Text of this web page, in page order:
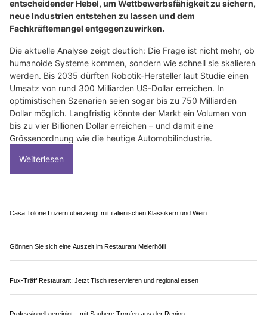
entscheidender Hebel, um Wettbewerbsfähigkeit zu sichern,
neue Industrien entstehen zu lassen und dem
Fachkräftemangel entgegenzuwirken.
Die aktuelle Analyse zeigt deutlich: Die Frage ist nicht mehr, ob
humanoide Systeme kommen, sondern wie schnell sie skalieren
werden. Bis 2035 dürften Robotik-Hersteller laut Studie einen
Umsatz von rund 300 Milliarden US-Dollar erreichen. In
optimistischen Szenarien seien sogar bis zu 750 Milliarden
Dollar möglich. Langfristig könnte der Markt ein Volumen von
bis zu vier Billionen Dollar erreichen – und damit eine
Grössenordnung wie die heutige Automobilindustrie.
Weiterlesen